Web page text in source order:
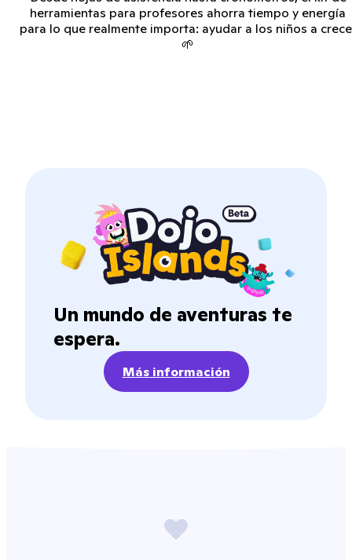
herramientas para profesores ahorra tiempo y energía
para lo que realmente importa: ayudar a los niños a
🌱
Un mundo de aventuras te
espera.
Más información